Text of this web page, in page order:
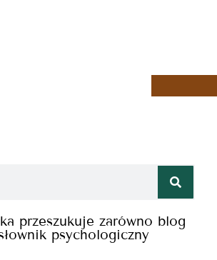
przeszukuje zarówno blog
psychologiczny